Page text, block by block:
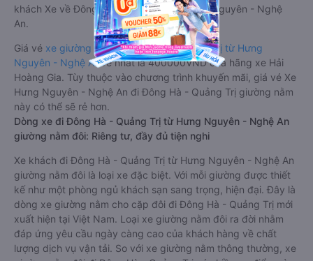
tốt nhất: Xe từ Hưng Nguyên - Nghệ An đi Đông Hà - Quảng
Trị giường nằm được đánh giá chung chất lượng Tốt với điểm
đánh giá trung bình từ 4.6/5 dựa trên 5851 phản hồi của hành
khách Xe về Đông Hà - Quảng Trị từ Hưng Nguyên - Nghệ
An.
Giá véxe giường nằm đi Đông Hà - Quảng Trị từ Hưng
Nguyên - Nghệ An rẻ nhất là 400000VND của hãng xe Hải
Hoàng Gia. Tùy thuộc vào chương trình khuyến mãi, giá vé Xe
Hưng Nguyên - Nghệ An đi Đông Hà - Quảng Trị giường nằm
này có thể sẽ rẻ hơn.
Dòng xe đi Đông Hà - Quảng Trị từ Hưng Nguyên - Nghệ An
giường nằm đôi: Riêng tư, đầy đủ tiện nghi
Xe khách đi Đông Hà - Quảng Trị từ Hưng Nguyên - Nghệ An
giường nằm đôi là loại xe đặc biệt. Với mỗi giường được thiết
kế như một phòng ngủ khách sạn sang trọng, hiện đại. Đây là
dòng xe giường nằm cho cặp đôi đi Đông Hà - Quảng Trị mới